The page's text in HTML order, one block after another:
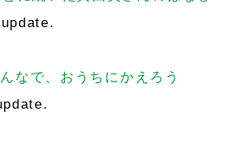
なで、おうちにかえろう